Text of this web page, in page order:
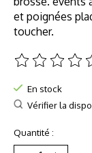
et poignées
toucher.
Ce produit est
En stock
Vérifier la
Quantité :